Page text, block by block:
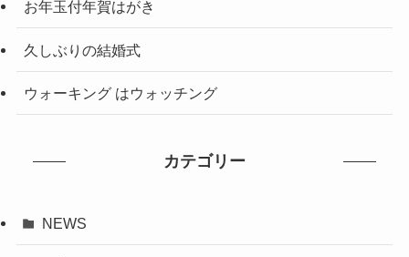
お年玉付年賀はがき
久しぶりの結婚式
ウォーキング はウォッチング
カテゴリー
NEWS